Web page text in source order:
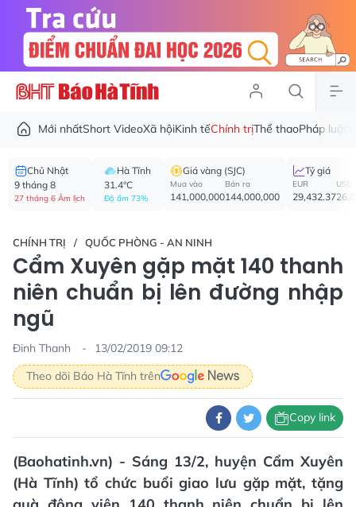
Mới nhấtShort VideoXã hộiKinh tếChính trịThể thaoPháp luật
Chủ Nhật
9 tháng 8
27 tháng 6 Âm lịch
Hà Tĩnh
31.4°C
Độ ẩm 73%
Giá vàng (SJC)
Mua vào
141,000,000
Bán ra
144,000,000
Tỷ giá
EUR
29,432.37
USD
CHÍNH TRỊ QUỐC PHÒNG - AN NINH
Cẩm Xuyên gặp mặt 140 thanh
niên chuẩn bị lên đường nhập
ngũ
Đinh Thanh
13/02/2019 09:12
Theo dõi Báo Hà Tĩnh trên
Copy link
(Baohatinh.vn) - Sáng 13/2, huyện Cẩm Xuyên
(Hà Tĩnh) tổ chức buổi giao lưu gặp mặt, tặng